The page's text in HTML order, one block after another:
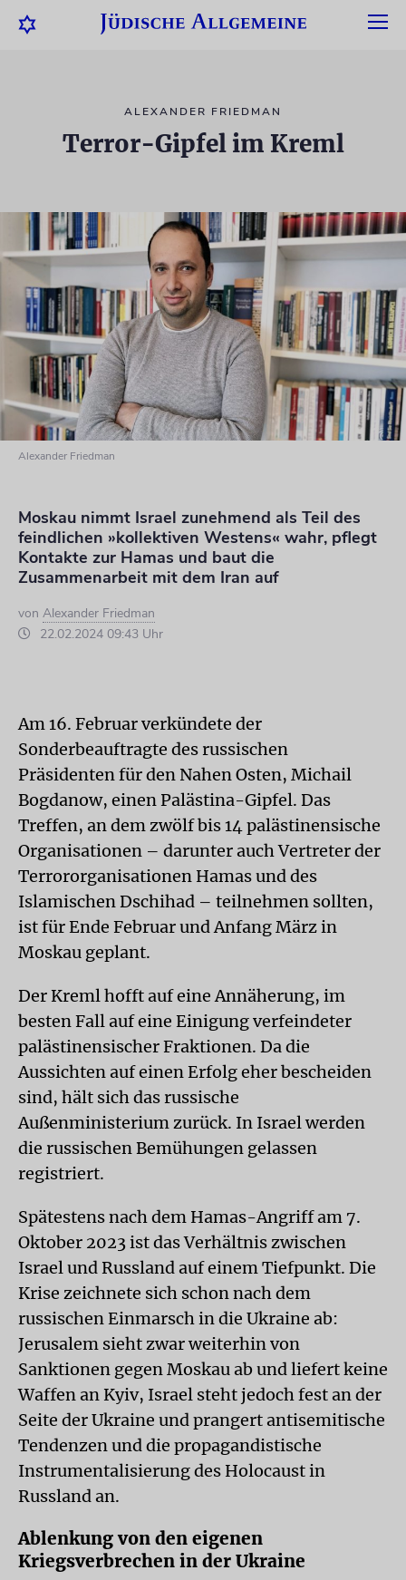
ALEXANDER FRIEDMAN
Terror-Gipfel im Kreml
Alexander Friedman
Moskau nimmt Israel zunehmend als Teil des
feindlichen »kollektiven Westens« wahr, pflegt
Kontakte zur Hamas und baut die
Zusammenarbeit mit dem Iran auf
von Alexander Friedman
22.02.2024 09:43 Uhr
Am 16. Februar verkündete der
Sonderbeauftragte des russischen
Präsidenten für den Nahen Osten, Michail
Bogdanow, einen Palästina-Gipfel. Das
Treffen, an dem zwölf bis 14 palästinensische
Organisationen – darunter auch Vertreter der
Terrororganisationen Hamas und des
Islamischen Dschihad – teilnehmen sollten,
ist für Ende Februar und Anfang März in
Moskau geplant.
Der Kreml hofft auf eine Annäherung, im
besten Fall auf eine Einigung verfeindeter
palästinensischer Fraktionen. Da die
Aussichten auf einen Erfolg eher bescheiden
sind, hält sich das russische
Außenministerium zurück. In Israel werden
die russischen Bemühungen gelassen
registriert.
Spätestens nach dem Hamas-Angriff am 7.
Oktober 2023 ist das Verhältnis zwischen
Israel und Russland auf einem Tiefpunkt. Die
Krise zeichnete sich schon nach dem
russischen Einmarsch in die Ukraine ab:
Jerusalem sieht zwar weiterhin von
Sanktionen gegen Moskau ab und liefert keine
Waffen an Kyiv, Israel steht jedoch fest an der
Seite der Ukraine und prangert antisemitische
Tendenzen und die propagandistische
Instrumentalisierung des Holocaust in
Russland an.
Ablenkung von den eigenen
Kriegsverbrechen in der Ukraine